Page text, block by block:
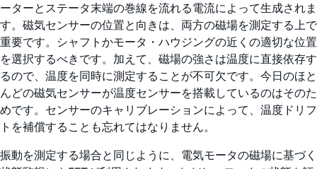
ーターとステータ末端の巻線を流れる電流によって生成されま
す。磁気センサーの位置と向きは、両方の磁場を測定する上で
重要です。シャフトかモータ・ハウジングの近くの適切な位置
を選択するべきです。加えて、磁場の強さは温度に直接依存す
るので、温度を同時に測定することが不可欠です。今日のほと
んどの磁気センサーが温度センサーを搭載しているのはそのた
めです。センサーのキャリブレーションによって、温度ドリフ
トを補償することも忘れてはなりません。
振動を測定する場合と同じように、電気モータの磁場に基づく